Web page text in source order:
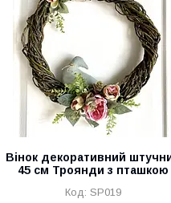
Вінок декоративний
45 см Троянди з пташкою
SP019